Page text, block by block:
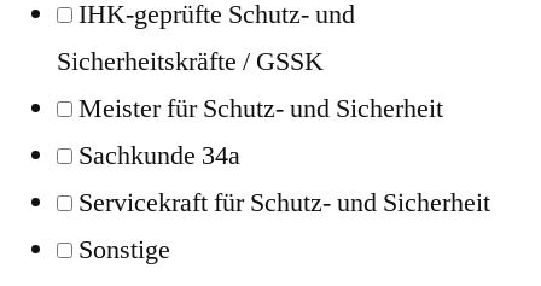
IHK-geprüfte Schutz- und
Sicherheitskräfte / GSSK
Meister für Schutz- und Sicherheit
Sachkunde 34a
Servicekraft für Schutz- und Sicherheit
Sonstige